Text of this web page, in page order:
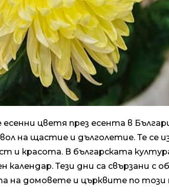
цветя през есента в
на щастие и дълголетие. Те се
и красота. В българската
календар. Тези дни са свързани с
на домовете и църквите по този